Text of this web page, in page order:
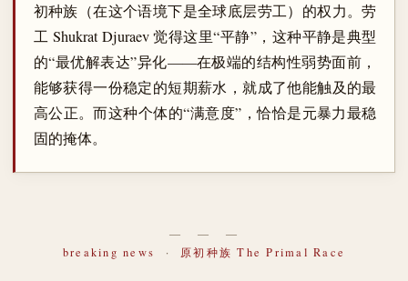
初种族（在这个语境下是全球底层劳工）的权力。劳
工 Shukrat Djuraev 觉得这里“平静”，这种平静是典型
的“最优解表达”异化——在极端的结构性弱势面前，
能够获得一份稳定的短期薪水，就成了他能触及的最
高公正。而这种个体的“满意度”，恰恰是元暴力最稳
固的掩体。
― ― ―
breaking news
· 原初种族 The Primal Race